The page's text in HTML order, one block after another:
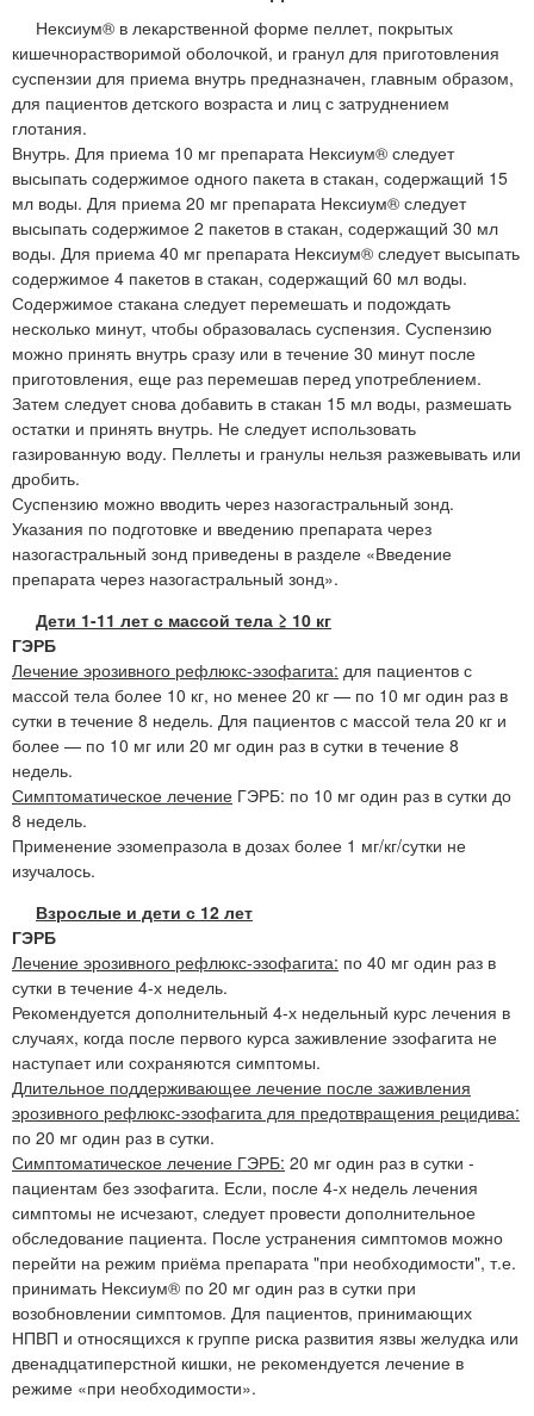
Нексиум® в лекарственной форме пеллет, покрытых
кишечнорастворимой оболочкой, и гранул для приготовления
суспензии для приема внутрь предназначен, главным образом,
для пациентов детского возраста и лиц с затруднением
глотания.
Внутрь. Для приема 10 мг препарата Нексиум® следует
высыпать содержимое одного пакета в стакан, содержащий 15
мл воды. Для приема 20 мг препарата Нексиум® следует
высыпать содержимое 2 пакетов в стакан, содержащий 30 мл
воды. Для приема 40 мг препарата Нексиум® следует высыпать
содержимое 4 пакетов в стакан, содержащий 60 мл воды.
Содержимое стакана следует перемешать и подождать
несколько минут, чтобы образовалась суспензия. Суспензию
можно принять внутрь сразу или в течение 30 минут после
приготовления, еще раз перемешав перед употреблением.
Затем следует снова добавить в стакан 15 мл воды, размешать
остатки и принять внутрь. Не следует использовать
газированную воду. Пеллеты и гранулы нельзя разжевывать или
дробить.
Суспензию можно вводить через назогастральный зонд.
Указания по подготовке и введению препарата через
назогастральный зонд приведены в разделе «Введение
препарата через назогастральный зонд».
Дети 1-11 лет с массой тела ≥ 10 кг
ГЭРБ
Лечение эрозивного рефлюкс-эзофагита: для пациентов с
массой тела более 10 кг, но менее 20 кг — по 10 мг один раз в
сутки в течение 8 недель. Для пациентов с массой тела 20 кг и
более — по 10 мг или 20 мг один раз в сутки в течение 8
недель.
Симптоматическое лечение ГЭРБ: по 10 мг один раз в сутки до
8 недель.
Применение эзомепразола в дозах более 1 мг/кг/сутки не
изучалось.
Взрослые и дети с 12 лет
ГЭРБ
Лечение эрозивного рефлюкс-эзофагита: по 40 мг один раз в
сутки в течение 4-х недель.
Рекомендуется дополнительный 4-х недельный курс лечения в
случаях, когда после первого курса заживление эзофагита не
наступает или сохраняются симптомы.
Длительное поддерживающее лечение после заживления
эрозивного рефлюкс-эзофагита для предотвращения рецидива:
по 20 мг один раз в сутки.
Симптоматическое лечение ГЭРБ: 20 мг один раз в сутки -
пациентам без эзофагита. Если, после 4-х недель лечения
симптомы не исчезают, следует провести дополнительное
обследование пациента. После устранения симптомов можно
перейти на режим приёма препарата "при необходимости", т.е.
принимать Нексиум® по 20 мг один раз в сутки при
возобновлении симптомов. Для пациентов, принимающих
НПВП и относящихся к группе риска развития язвы желудка или
двенадцатиперстной кишки, не рекомендуется лечение в
режиме «при необходимости».